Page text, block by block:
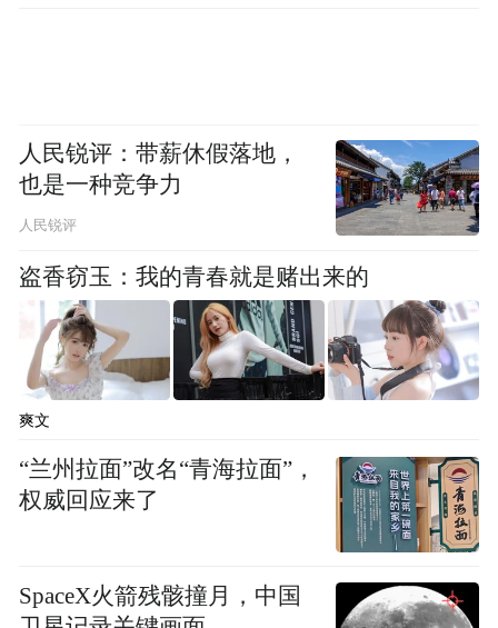
票价机制，认为这一做法过度追求收益最大
化，而牺牲了普通球迷的可及性。
所谓动态票价，简单来说就是航空公司和演
唱会行业常见的模式：需求越高，价格越
高，比赛越热门，票价涨幅越大。
国际足联认为这是符合市场规律的商业策
Supporters Europe近日就公开批评，美加墨世
界杯门票价格已达卡塔尔世界杯同类比赛的
人民锐评：带薪休假落地，
也是一种竞争力
人民锐评
盗香窃玉：我的青春就是赌出来的
爽文
“兰州拉面”改名“青海拉面”，
权威回应来了
SpaceX火箭残骸撞月，中国